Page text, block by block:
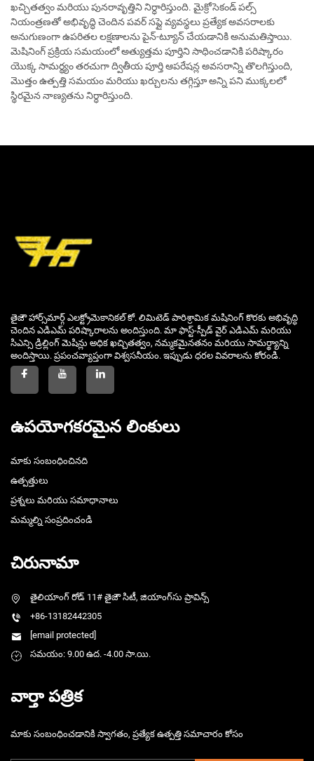
ఖచ్చితత్వం మరియు పునరావృత్తిని నిర్ధారిస్తుంది. మైక్రోసెకండ్ పల్స్
నియంత్రణతో అభివృద్ధి చెందిన పవర్ సప్లై వ్యవస్థలు ప్రత్యేక అవసరాలకు
అనుగుణంగా ఉపరితల లక్షణాలను పైన్-ట్యూన్ చేయడానికి అనుమతిస్తాయి.
మెషినింగ్ ప్రక్రియ సమయంలో అత్యుత్తమ పూర్తిని సాధించడానికి పరిష్కారం
యొక్క సామర్థ్యం తరచుగా ద్వితీయ పూర్తి ఆపరేషన్ల అవసరాన్ని తొలగిస్తుంది,
మొత్తం ఉత్పత్తి సమయం మరియు ఖర్చులను తగ్గిస్తూ అన్ని పని ముక్కలలో
స్థిరమైన నాణ్యతను నిర్ధారిస్తుంది.
తైజౌ హార్స్‌మార్గ్ ఎలక్ట్రోమెకానికల్ కో. లిమిటెడ్ పారిశ్రామిక మషినింగ్ కొరకు అభివృద్ధి
చెందిన ఎడిఎమ్ పరిష్కారాలను అందిస్తుంది. మా ఫాస్ట్-స్పీడ్ వైర్ ఎడిఎమ్ మరియు
సిఎన్సి డ్రిల్లింగ్ మెషిన్లు అధిక ఖచ్చితత్వం, నమ్మకమైనతనం మరియు సామర్థ్యాన్ని
అందిస్తాయి. ప్రపంచవ్యాప్తంగా విశ్వసనీయం. ఇప్పుడు ధరల వివరాలను కోరండి.
ఉపయోగకరమైన లింకులు
మాకు సంబంధించినది
ఉత్పత్తులు
ప్రశ్నలు మరియు సమాధానాలు
మమ్మల్ని సంప్రదించండి
చిరునామా
తైలియాంగ్ రోడ్ 11# తైజౌ సిటీ, జియాంగ్‌సు ప్రావిన్స్
+86-13182442305
[email protected]
సమయం: 9.00 ఉద. -4.00 సా.యి.
వార్తా పత్రిక
మాకు సంబంధించడానికి స్వాగతం, ప్రత్యేక ఉత్పత్తి సమాచారం కోసం